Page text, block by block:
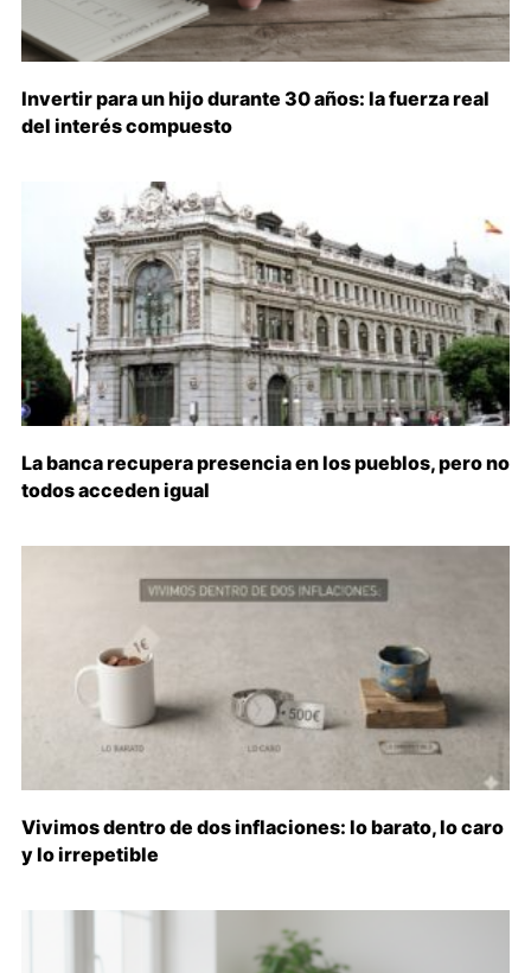
Invertir para un hijo durante 30 años: la fuerza real
del interés compuesto
La banca recupera presencia en los pueblos, pero no
todos acceden igual
Vivimos dentro de dos inflaciones: lo barato, lo caro
y lo irrepetible